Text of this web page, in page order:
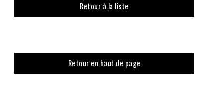
Retour à la liste
Retour en haut de page